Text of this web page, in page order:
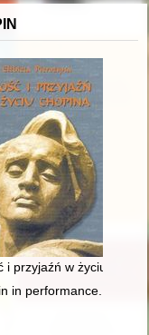
jako przykład
i przyjaźń w życiu
in performance.
w świetle zachowanych